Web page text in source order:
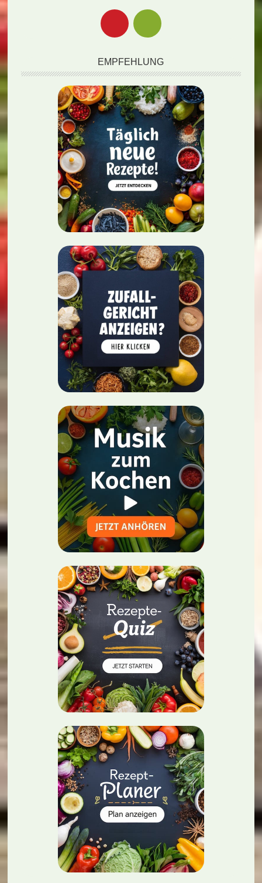
EMPFEHLUNG